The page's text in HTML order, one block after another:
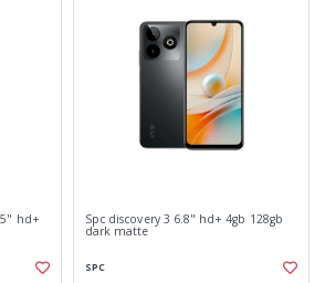
hd+ Spc discovery 3 6.8" hd+ 4gb 128gb
dark matte
SPC